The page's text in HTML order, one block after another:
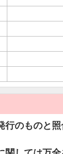
行のものと